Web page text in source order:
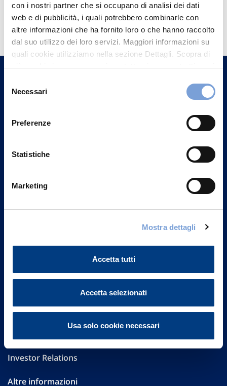
con i nostri partner che si occupano di analisi dei dati
web e di pubblicità, i quali potrebbero combinarle con
altre informazioni che ha fornito loro o che hanno raccolto
dal suo utilizzo dei loro servizi. Maggiori informazioni su
quali cookie utilizziamo nella sezione Dettagli. Scopra di
più su chi siamo, come può contattarci e come trattiamo i
può trovare nel footer del sito nella sezione "Informativa
delNecessari
Preferenze
Statistiche
Marketing
Mostra dettagli
Accetta tutti
Accetta selezionati
Usa solo cookie necessari
Hai bisogno di
informazioni?
Trova l'Agenzia più vicina a te e parla con
Contattaci
Vittoria Assicurazioni S.p.A.
20149 Milano
FAQ
Investor Relations
Altre informazioni